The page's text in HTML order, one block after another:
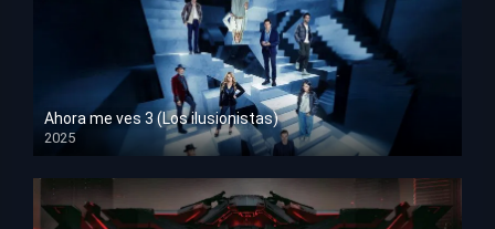
Ahora me ves 3 (Los ilusionistas)
2025
HD 1080p